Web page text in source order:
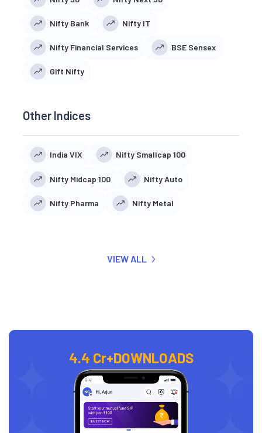
Nifty Bank Nifty IT
Nifty Financial Services BSE Sensex
Gift Nifty
Other Indices
India VIX Nifty Smallcap 100
Nifty Midcap 100 Nifty Auto
Nifty Pharma Nifty Metal
VIEW ALL
4.4 Cr+DOWNLOADS